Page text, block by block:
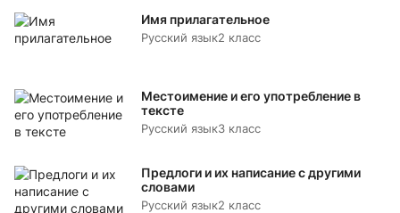
Имя прилагательное
Русский язык2 класс
Местоимение и его употребление в
тексте
Русский язык3 класс
Предлоги и их написание с другими
словами
Русский язык2 класс